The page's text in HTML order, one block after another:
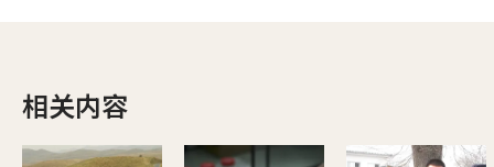
相关内容